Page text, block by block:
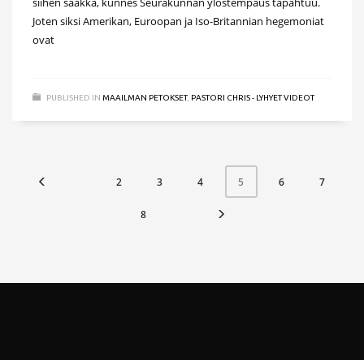
Joten siksi Amerikan, Euroopan ja Iso-Britannian hegemoniat
ovat
PUBLISHED IN MAAILMAN PETOKSET, PASTORI CHRIS - LYHYET VIDEOT
2 3 4 5 6 7
8